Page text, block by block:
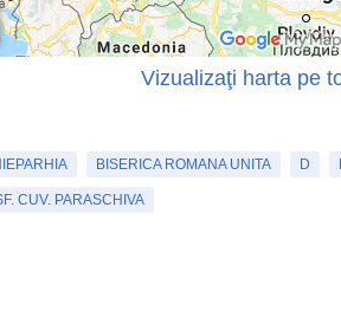
Vizualizaţi harta pe
BISERICA ROMANA UNITA D
CUV. PARASCHIVA